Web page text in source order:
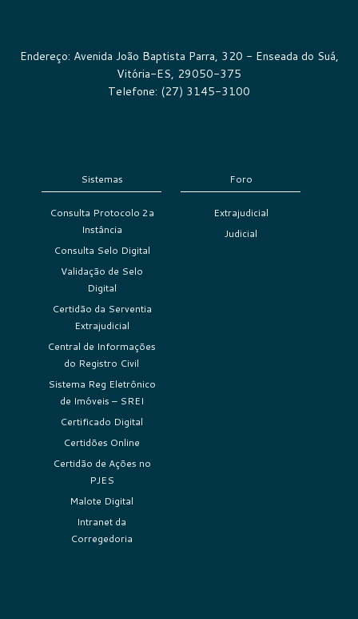
Endereço: Avenida João Baptista Parra, 320 - Enseada do Suá,
Vitória-ES, 29050-375
Telefone: (27) 3145-3100
Sistemas
Consulta Protocolo 2a
Instância
Consulta Selo Digital
Validação de Selo
Digital
Certidão da Serventia
Extrajudicial
Central de Informações
do Registro Civil
Sistema Reg Eletrônico
de Imóveis – SREI
Certificado Digital
Certidões Online
Certidão de Ações no
PJES
Malote Digital
Intranet da
Corregedoria
Foro
Extrajudicial
Judicial